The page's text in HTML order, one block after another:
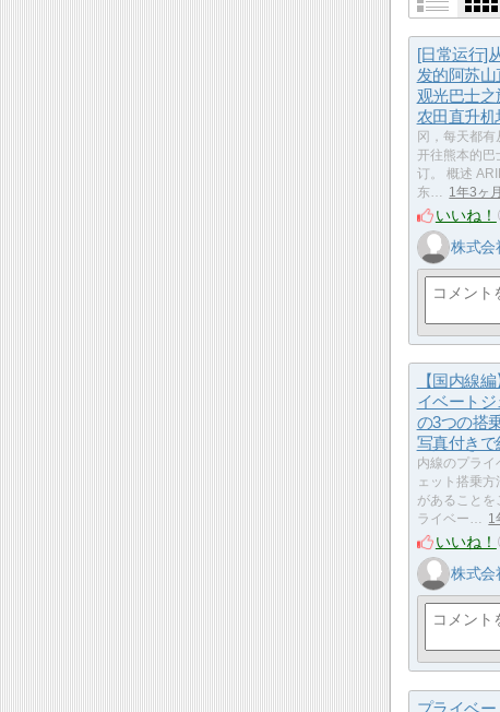
[日常运行]
发的阿苏山
观光巴士之
农田直升机
冈，每天都有
开往熊本的巴
订。 概述
东… 1年3ヶ
いいね！
株式会
【国内線
イベートジ
の3つの搭
写真付きで
内線のプライ
ェット搭乗
があることを
ライベー… 1
いいね！
株式会